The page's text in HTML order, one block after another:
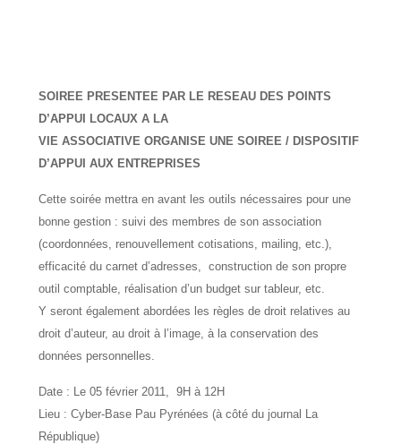
SOIREE PRESENTEE PAR LE RESEAU DES POINTS
D’APPUI LOCAUX A LA
VIE ASSOCIATIVE ORGANISE UNE SOIREE / DISPOSITIF
D’APPUI AUX ENTREPRISES
Cette soirée mettra en avant les outils nécessaires pour une
bonne gestion : suivi des membres de son association
(coordonnées, renouvellement cotisations, mailing, etc.),
efficacité du carnet d’adresses, construction de son propre
outil comptable, réalisation d’un budget sur tableur, etc.
Y seront également abordées les règles de droit relatives au
droit d’auteur, au droit à l’image, à la conservation des
données personnelles.
Date : Le 05 février 2011, 9H à 12H
Lieu : Cyber-Base Pau Pyrénées (à côté du journal La
République)